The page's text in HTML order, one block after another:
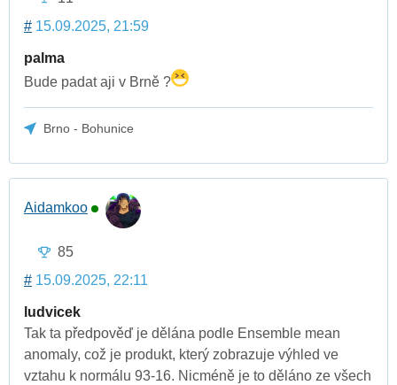
# 15.09.2025, 21:59
palma
Bude padat aji v Brně ?
Brno - Bohunice
Aidamkoo
85
# 15.09.2025, 22:11
ludvicek
Tak ta předpověď je dělána podle Ensemble mean
anomaly, což je produkt, který zobrazuje výhled ve
vztahu k normálu 93-16. Nicméně je to děláno ze všech